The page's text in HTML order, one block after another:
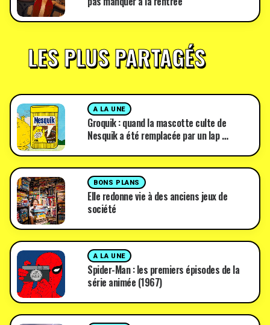
LES PLUS PARTAGÉS
A LA UNE
Groquik : quand la mascotte culte de
Nesquik a été remplacée par un lap …
BONS PLANS
Elle redonne vie à des anciens jeux de
société
A LA UNE
Spider-Man : les premiers épisodes de la
série animée (1967)